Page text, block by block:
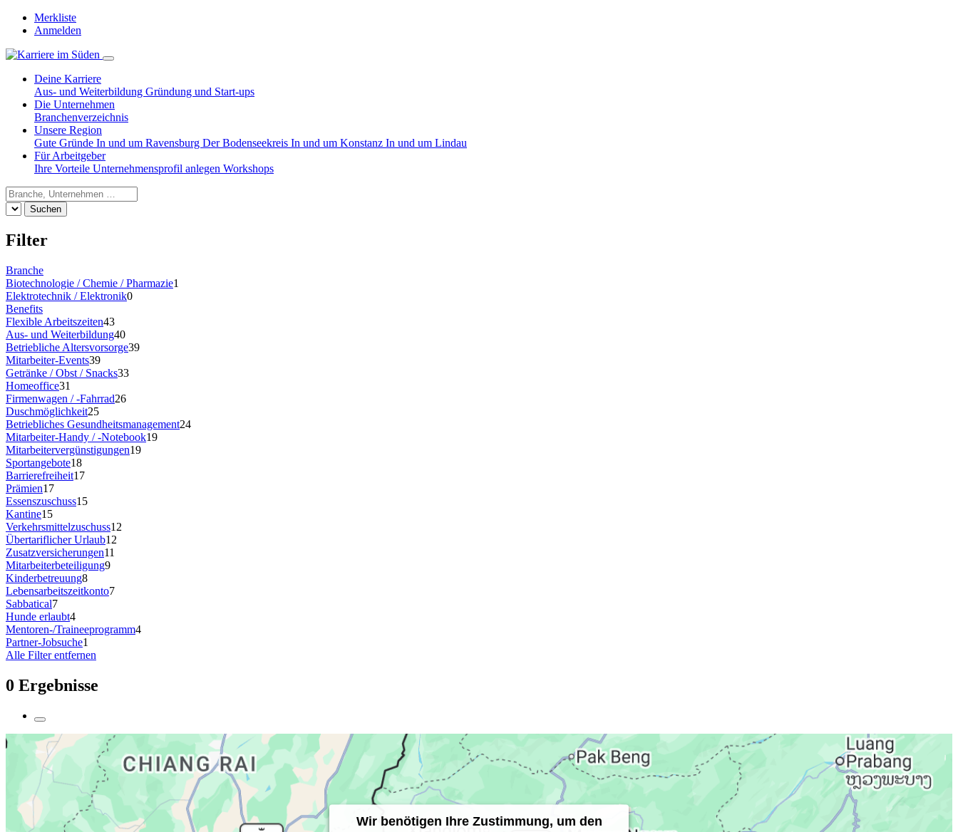
Merkliste
Anmelden
Deine Karriere
Aus- und Weiterbildung Gründung und Start-ups
Die Unternehmen
Branchenverzeichnis
Unsere Region
Gute Gründe In und um Ravensburg Der Bodenseekreis In und um Konstanz In und um Lindau
Für Arbeitgeber
Ihre Vorteile Unternehmensprofil anlegen Workshops
Suchen
Filter
Branche
Biotechnologie / Chemie / Pharmazie1
Elektrotechnik / Elektronik0
Benefits
Flexible Arbeitszeiten43
Aus- und Weiterbildung40
Betriebliche Altersvorsorge39
Mitarbeiter-Events39
Getränke / Obst / Snacks33
Homeoffice31
Firmenwagen / -Fahrrad26
Duschmöglichkeit25
Betriebliches Gesundheitsmanagement24
Mitarbeiter-Handy / -Notebook19
Mitarbeitervergünstigungen19
Sportangebote18
Barrierefreiheit17
Prämien17
Essenszuschuss15
Kantine15
Verkehrsmittelzuschuss12
Übertariflicher Urlaub12
Zusatzversicherungen11
Mitarbeiterbeteiligung9
Kinderbetreuung8
Lebensarbeitszeitkonto7
Sabbatical7
Hunde erlaubt4
Mentoren-/Traineeprogramm4
Partner-Jobsuche1
Alle Filter entfernen
0 Ergebnisse
Wir benötigen Ihre Zustimmung, um den